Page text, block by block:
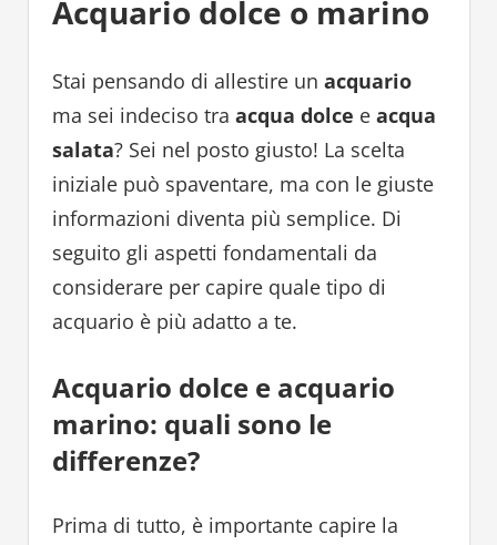
Acquario dolce o marino
Stai pensando di allestire un acquario
ma sei indeciso tra acqua dolce e acqua
salata? Sei nel posto giusto! La scelta
iniziale può spaventare, ma con le giuste
informazioni diventa più semplice. Di
seguito gli aspetti fondamentali da
considerare per capire quale tipo di
acquario è più adatto a te.
Acquario dolce e acquario
marino: quali sono le
differenze?
Prima di tutto, è importante capire la